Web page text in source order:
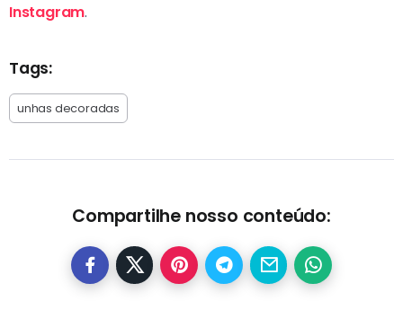
Instagram.
Tags:
unhas decoradas
Compartilhe nosso conteúdo: